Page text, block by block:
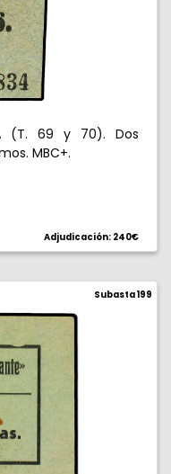
(T. 69 y 70). Dos
MBC+.
Adjudicación: 240€
Subasta 199